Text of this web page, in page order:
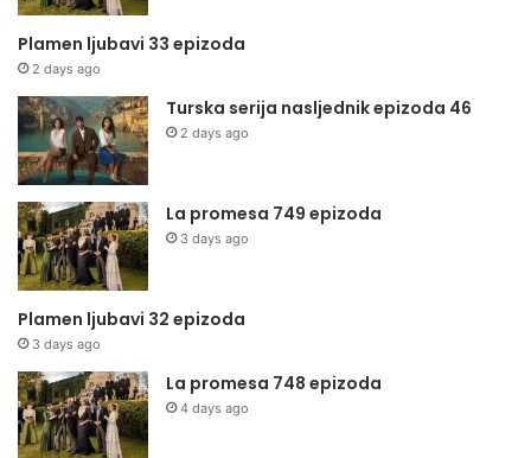
Plamen ljubavi 33 epizoda
2 days ago
Turska serija nasljednik epizoda 46
2 days ago
La promesa 749 epizoda
3 days ago
Plamen ljubavi 32 epizoda
3 days ago
La promesa 748 epizoda
4 days ago